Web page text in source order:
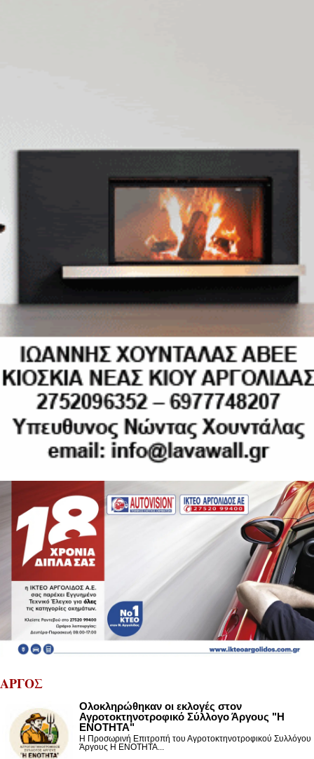
ΑΡΓΟΣ
Ολοκληρώθηκαν οι εκλογές στον
Αγροτοκτηνοτροφικό Σύλλογο Άργους "Η
ΕΝΟΤΗΤΑ"
Η Προσωρινή Επιτροπή του Αγροτοκτηνοτροφικού Συλλόγου
Άργους Η ΕΝΟΤΗΤΑ...